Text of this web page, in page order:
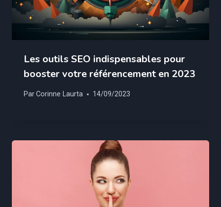
Les outils SEO indispensables pour
booster votre référencement en 2023
ParCorinne Laurta 14/09/2023